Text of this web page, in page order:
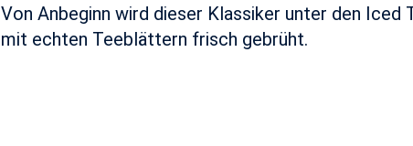
Von Anbeginn wird dieser Klassiker unter den Iced
mit echten Teeblättern frisch gebrüht.